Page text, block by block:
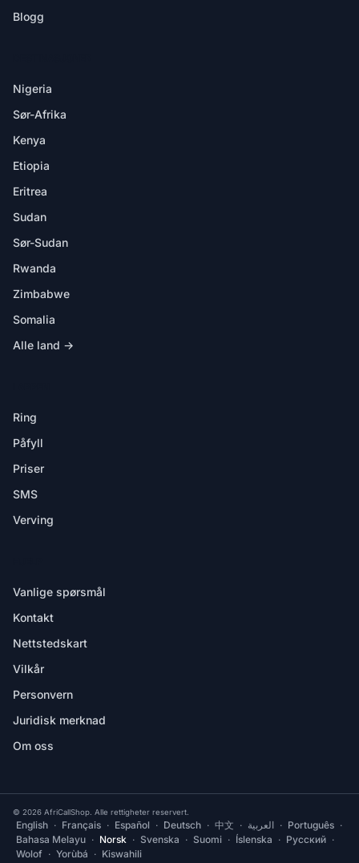
Blogg
Nigeria
Sør-Afrika
Kenya
Etiopia
Eritrea
Sudan
Sør-Sudan
Rwanda
Zimbabwe
Somalia
Alle land →
Ring
Påfyll
Priser
SMS
Verving
Vanlige spørsmål
Kontakt
Nettstedskart
Vilkår
Personvern
Juridisk merknad
Om oss
© 2026 AfriCallShop. Alle rettigheter reservert.
English · Français · Español · Deutsch · 中文 · العربية · Português ·
Bahasa Melayu · Norsk · Svenska · Suomi · Íslenska · Русский ·
Wolof · Yorùbá · Kiswahili